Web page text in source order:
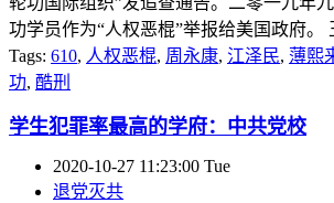
功学员作为“人权恶棍”举报给美国政府。
Tags: 610, 人权恶棍, 周永康, 江泽民, 薄熙
功, 酷刑
学生犯罪率最高的学府：中共党校
2020-10-27 11:23:00 Tue
退党灭共